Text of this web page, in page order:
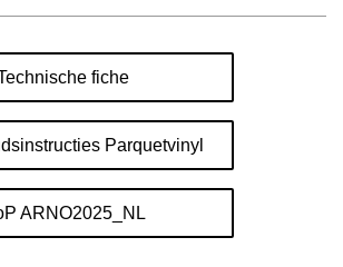
fiche
Parquetvinyl
ARNO2025_NL